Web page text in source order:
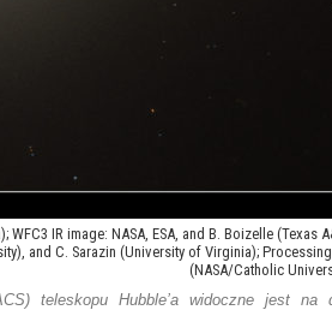
IR image: NASA, ESA, and B. Boizelle (Texas
and C. Sarazin (University of Virginia);
(NASA/Catholic
teleskopu Hubble’a widoczne jest na